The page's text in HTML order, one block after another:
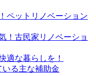
ペットリノベーション
！古民家リノベーショ
適な暮らしを！
る主な補助金